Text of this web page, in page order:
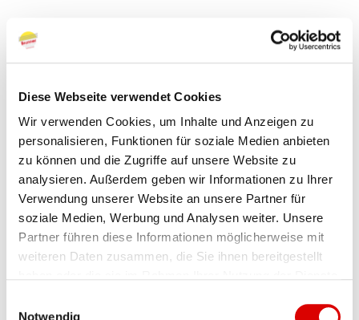
Diese Webseite verwendet Cookies
Wir verwenden Cookies, um Inhalte und Anzeigen zu
personalisieren, Funktionen für soziale Medien anbieten
zu können und die Zugriffe auf unsere Website zu
analysieren. Außerdem geben wir Informationen zu Ihrer
Verwendung unserer Website an unsere Partner für
soziale Medien, Werbung und Analysen weiter. Unsere
Partner führen diese Informationen möglicherweise mit
weiteren Daten zusammen, die Sie ihnen bereitgestellt
Notwendig
Pergola-Markisen
wird am anderen Ende von zwei
Stützpfeilern getragen. Da kann es auch
schon einmal besonders windig zugehen – die
Pergola-Markisen in Langen halten stand.
Neben ihrer Stabilität überzeugen Sie auch
anhand ihrer Optik. Ihre besondere Architektur
greift die des Hauses auf und sorgt somit für